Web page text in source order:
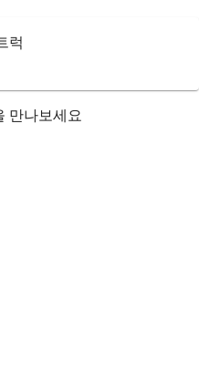
럭
만나보세요